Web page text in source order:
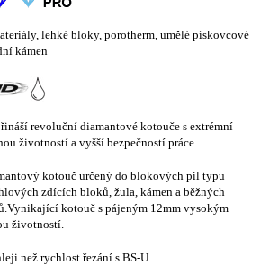
lehké bloky, porotherm, umělé pískovcové
kámen
revoluční diamantové kotouče s extrémní
životností a vyšší bezpečností práce
kotouč určený do blokových pil typu
zdících bloků, žula, kámen a běžných
kotouč s pájeným 12mm vysokým
životností.
než rychlost řezání s BS-U